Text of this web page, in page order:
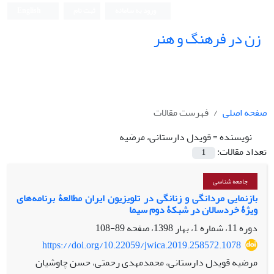
زن در فرهنگ و هنر
صفحه اصلی
فهرست مقالات
نویسنده =قویدل دارستانی، مرضیه
تعداد مقالات:
1
جامعه شناسی
بازنمایی مردانگی و زنانگی در تلویزیون ایران مطالعۀ برنامه‌های
ویژۀ خردسالان در شبکۀ دوم سیما
دوره 11، شماره 1، بهار 1398، صفحه
89-108
https://doi.org/10.22059/jwica.2019.258572.1078
مرضیه قویدل دارستانی، محمدمهدی رحمتی، حسن چاوشیان